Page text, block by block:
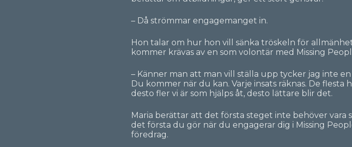
– Då strömmar engagemanget in.
Hon talar om hur hon vill sänka tröskeln för
kommer krävas av en som volontär med Missing
– Känner man att man vill ställa upp tycker jag inte
Du kommer när du kan. Varje insats räknas. De
desto fler vi är som hjälps åt, desto lättare blir det.
Maria berättar att det första steget inte behöver vara
det första du gör när du engagerar dig i Missing
föredrag.